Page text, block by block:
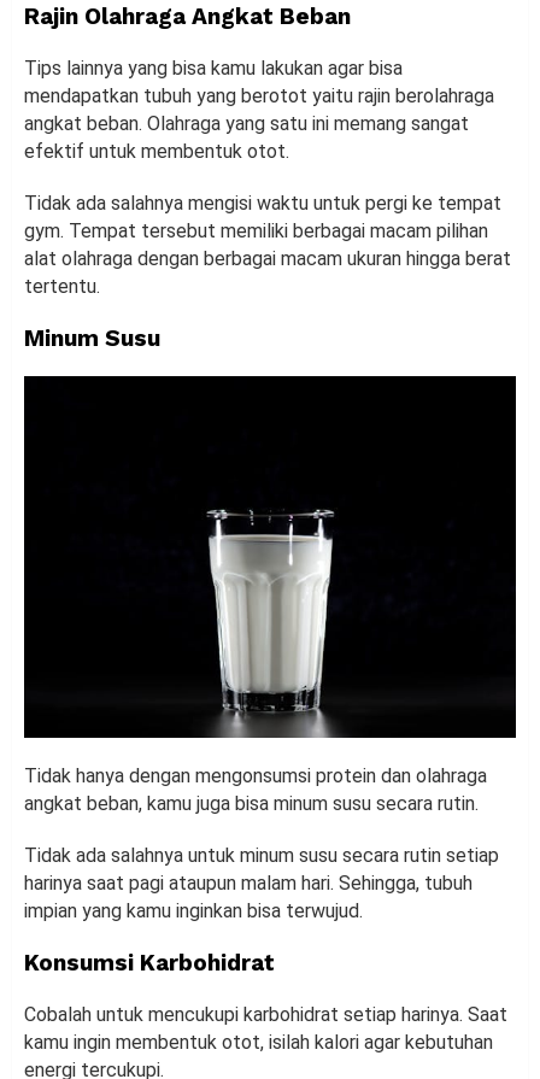
Rajin Olahraga Angkat Beban
Tips lainnya yang bisa kamu lakukan agar bisa
mendapatkan tubuh yang berotot yaitu rajin berolahraga
angkat beban. Olahraga yang satu ini memang sangat
efektif untuk membentuk otot.
Tidak ada salahnya mengisi waktu untuk pergi ke tempat
gym. Tempat tersebut memiliki berbagai macam pilihan
alat olahraga dengan berbagai macam ukuran hingga berat
tertentu.
Minum Susu
Tidak hanya dengan mengonsumsi protein dan olahraga
angkat beban, kamu juga bisa minum susu secara rutin.
Tidak ada salahnya untuk minum susu secara rutin setiap
harinya saat pagi ataupun malam hari. Sehingga, tubuh
impian yang kamu inginkan bisa terwujud.
Konsumsi Karbohidrat
Cobalah untuk mencukupi karbohidrat setiap harinya. Saat
kamu ingin membentuk otot, isilah kalori agar kebutuhan
energi tercukupi.